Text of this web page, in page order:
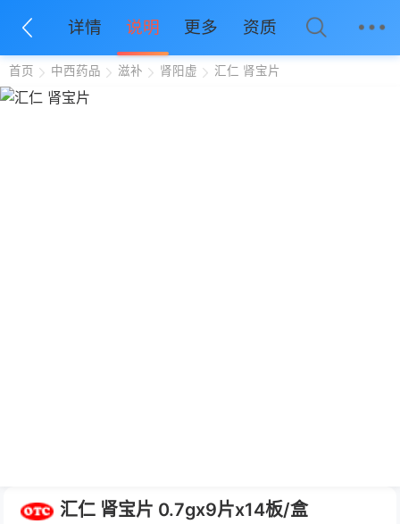
详情 说明 更多 资质
首页 中西药品 滋补 肾阳虚 汇仁 肾宝片
汇仁 肾宝片 0.7gx9片x14板/盒